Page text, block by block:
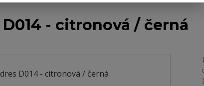
- citronová / černá